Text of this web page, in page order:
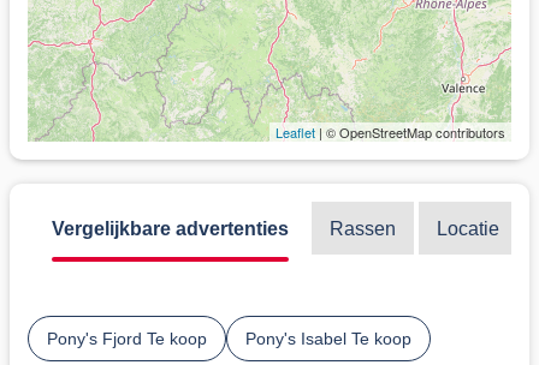
Leaflet | © OpenStreetMap contributors
Vergelijkbare advertenties Rassen Locatie
Pony's Fjord Te koop Pony's Isabel Te koop